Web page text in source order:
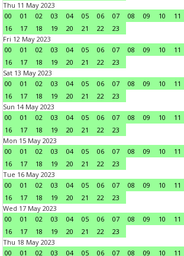
Thu 11 May 2023
00
01 02 03 04 05 06 07 08 09 10 11
16
17 18 19 20 21 22
23
Fri 12 May 2023
00
01 02 03 04 05 06 07 08 09 10 11
16
17 18 19 20 21 22
23
Sat 13 May 2023
00
01 02 03 04 05 06 07 08 09 10 11
16
17 18 19 20 21 22
23
Sun 14 May 2023
00
01 02 03 04 05 06 07 08 09 10 11
16
17 18 19 20 21 22
23
Mon 15 May 2023
00
01 02 03 04 05 06 07 08 09 10 11
16
17 18 19 20 21 22
23
Tue 16 May 2023
00
01 02 03 04 05 06 07 08 09 10 11
16
17 18 19 20 21 22
23
Wed 17 May 2023
00
01 02 03 04 05 06 07 08 09 10 11
16
17 18 19 20 21 22
23
Thu 18 May 2023
00
01 02 03 04 05 06 07 08 09 10 11